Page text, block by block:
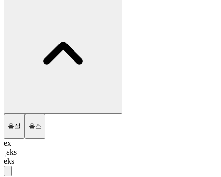
음절 음소
ex
ˌɛks
eks